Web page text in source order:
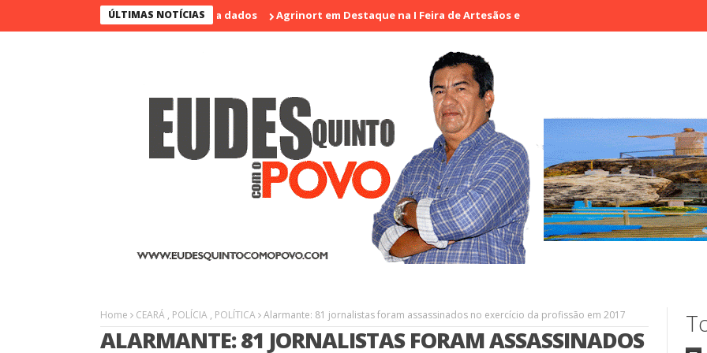
ÚLTIMAS NOTÍCIAS
nos últimos 17 anos; veja dados Agrinort em Destaque na I Feira de Artesãos e Produtores Rurais de Aracatiaçu, Sobral
Home CEARÁ , POLÍCIA , POLÍTICA Alarmante: 81 jornalistas foram assassinados no exercício da profissão em 2017
ALARMANTE: 81 JORNALISTAS FORAM ASSASSINADOS